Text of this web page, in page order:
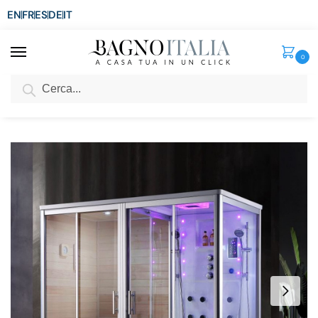
ENFRESDEIT
0
SCONTO del 3%